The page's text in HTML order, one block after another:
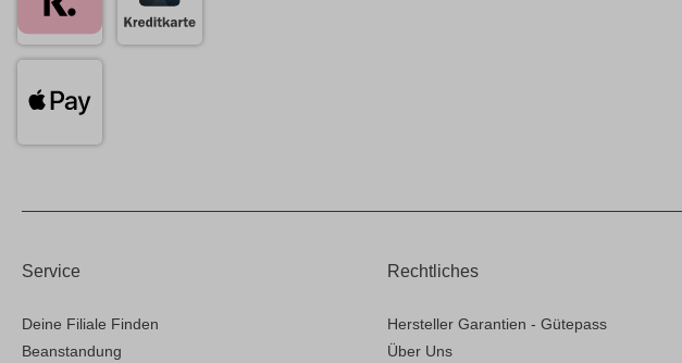
Service
Deine Filiale Finden
Beanstandung
Rechtliches
Hersteller Garantien - Gütepass
Über Uns